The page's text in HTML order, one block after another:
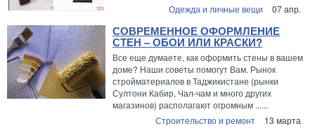
Одежда и личные вещи
07 апр.
СОВРЕМЕННОЕ ОФОРМЛЕНИЕ
СТЕН – ОБОИ ИЛИ КРАСКИ?
Все еще думаете, как оформить стены в вашем
доме? Наши советы помогут Вам. Рынок
стройматериалов в Таджикистане (рынки
Султони Кабир, Чал-чам и много других
магазинов) располагают огромным ......
Строительство и ремонт
13 марта